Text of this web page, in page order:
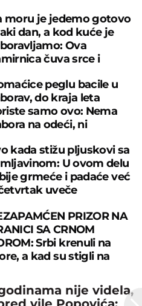
moru je jedemo gotovo
dan, a kod kuće je
Ova
čuva srce i
peglu bacile u
do kraja leta
samo ovo: Nema
na odeći, ni
kada stižu pljuskovi sa
U ovom delu
grmeće i padaće već
uveče
PRIZOR NA
SA CRNOM
Srbi krenuli na
a kad su stigli na
nije videla,